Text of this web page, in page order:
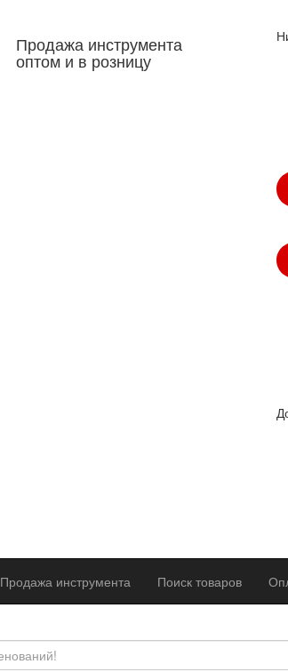
Продажа инструмента
оптом и в розницу
Продажа инструмента Поиск товаров